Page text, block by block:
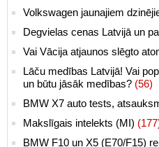
Volkswagen jaunajiem
Degvielas cenas Latvijā un
Vai Vācija atjaunos slēgto
Lāču medības Latvijā! Vai
un būtu jāsāk medības? (56)
BMW X7 auto tests,
Makslīgais intelekts (MI)
BMW F10 un X5 (E70/F15)